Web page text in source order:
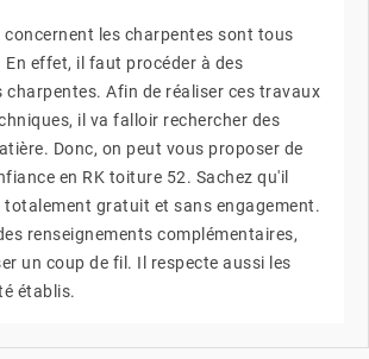
concernent les charpentes sont tous
En effet, il faut procéder à des
charpentes. Afin de réaliser ces travaux
il va falloir rechercher des
Donc, on peut vous proposer de
en RK toiture 52. Sachez qu'il
totalement gratuit et sans engagement.
renseignements complémentaires,
un coup de fil. Il respecte aussi les
établis.